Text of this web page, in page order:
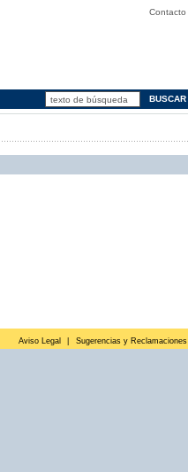
Contacto
Aviso Legal Sugerencias y Reclamaciones